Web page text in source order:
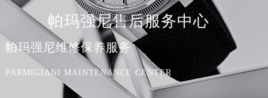
帕玛强尼售后服务中心
帕玛强尼维修保养服务
PARMIGIANI MAINTENANCE CENTER